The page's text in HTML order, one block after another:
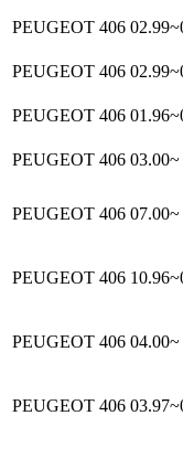
PEUGEOT 406
PEUGEOT 406
PEUGEOT 406
PEUGEOT 406 03.00~
PEUGEOT 406 07.00~
PEUGEOT 406
PEUGEOT 406 04.00~
PEUGEOT 406